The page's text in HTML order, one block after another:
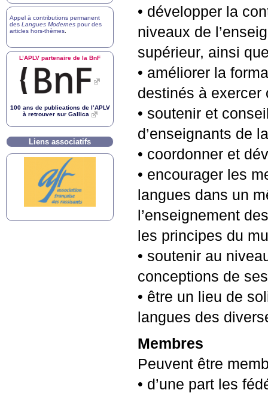
• développer la
niveaux de
supérieur, ainsi
• améliorer la
destinés à exercer
• soutenir et
d’enseignants de
• coordonner et
• encourager les
langues dans un
l’enseignement
les principes du
• soutenir au
conceptions de
• être un lieu de
langues des
Membres
Peuvent être
• d’une part les
Appel à contributions permanent
des Langues Modernes pour des
articles hors-thèmes
L’APLV partenaire de la BnF
100 ans de publications de l’APLV
à retrouver sur Gallica
Liens associatifs